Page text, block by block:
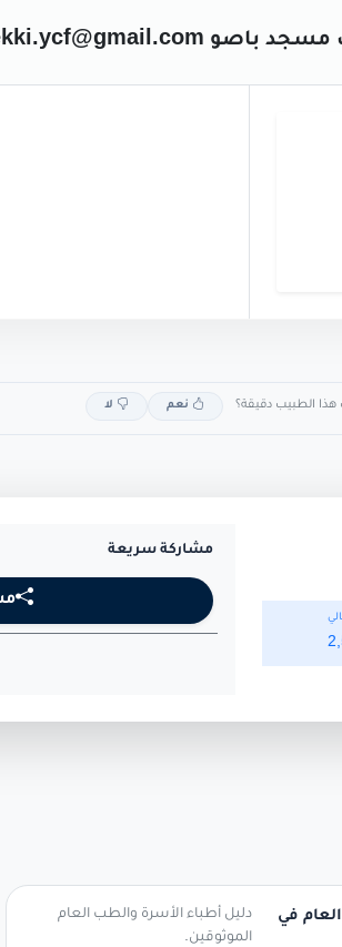
الطبيب دقيقة؟ نعم لا
مشاركة سريعة
في
دليل أطباء الأسرة والطب العام
الموثوقين.